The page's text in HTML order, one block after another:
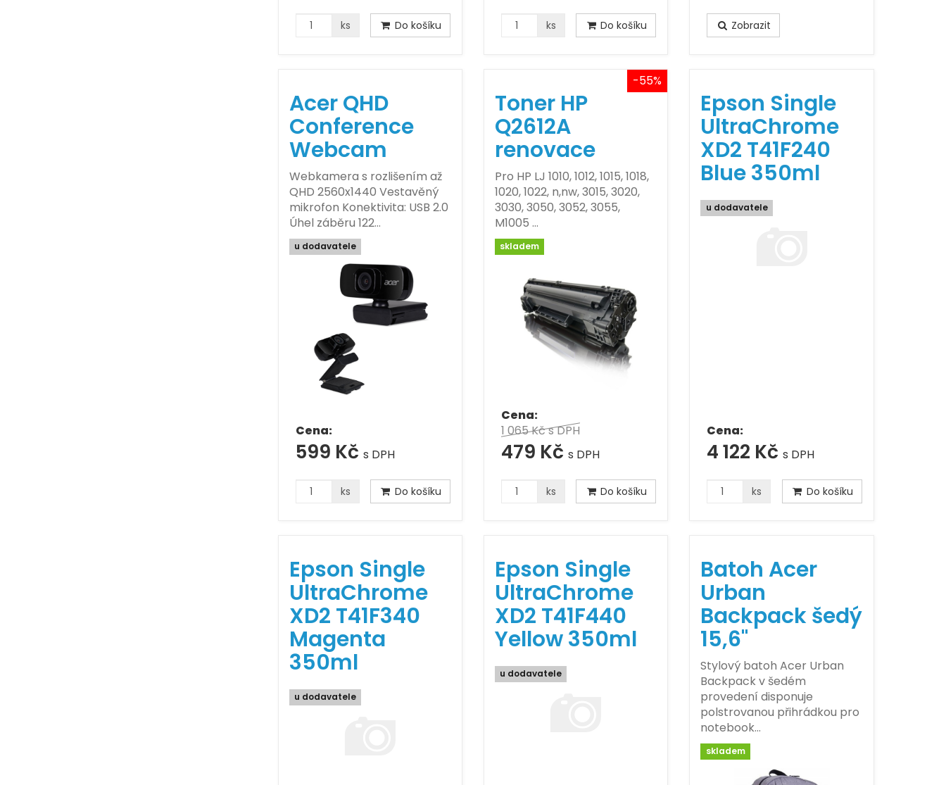
ks Do košíku ks Do košíku Zobrazit
Acer QHD
Conference
Webcam
Webkamera s rozlišením až
QHD 2560x1440 Vestavěný
mikrofon Konektivita: USB 2.0
Úhel záběru 122…
u dodavatele
Cena:
599 Kč s DPH
ks Do košíku
-55%
Toner HP
Q2612A
renovace
Pro HP LJ 1010, 1012, 1015, 1018,
1020, 1022, n,nw, 3015, 3020,
3030, 3050, 3052, 3055,
M1005 …
skladem
Cena:
1 065 Kčs DPH
479 Kč s DPH
ks Do košíku
Epson Single
UltraChrome
XD2 T41F240
Blue 350ml
u dodavatele
Cena:
4 122 Kčs DPH
ks Do košíku
Epson Single
UltraChrome
XD2 T41F340
Magenta
350ml
u dodavatele
Epson Single
UltraChrome
XD2 T41F440
Yellow 350ml
u dodavatele
Batoh Acer
Urban
Backpack šedý
15,6"
Stylový batoh Acer Urban
Backpack v šedém
provedení disponuje
polstrovanou přihrádkou pro
notebook…
skladem